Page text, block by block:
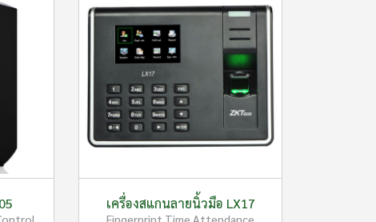
เครื่องสแกนลายนิ้วมือ LX17
Fingerprint Time Attendance